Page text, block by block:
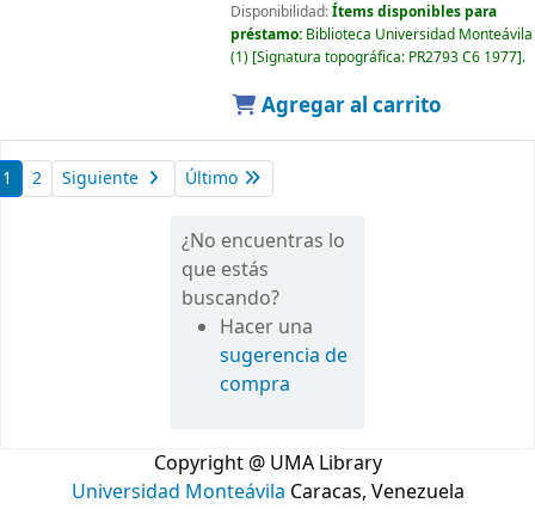
Disponibilidad:Ítems disponibles para
préstamo: Biblioteca Universidad Monteávila
(1) Signatura topográfica: PR2793 C6 1977 .
Agregar al carrito
1 2 Siguiente Último
¿No encuentras lo
que estás
buscando?
Hacer una
sugerencia de
compra
Copyright @ UMA Library
Universidad Monteávila Caracas, Venezuela